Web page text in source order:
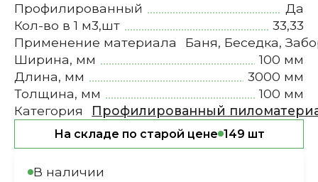
Профилированный
Да
Кол-во в 1 м3,шт
33,33
Применение материала
Баня, Беседка,
Ширина, мм
100 мм
Длина, мм
3000 мм
Толщина, мм
100 мм
Категория
Профилированный
На складе по старой цене 149 шт
В наличии